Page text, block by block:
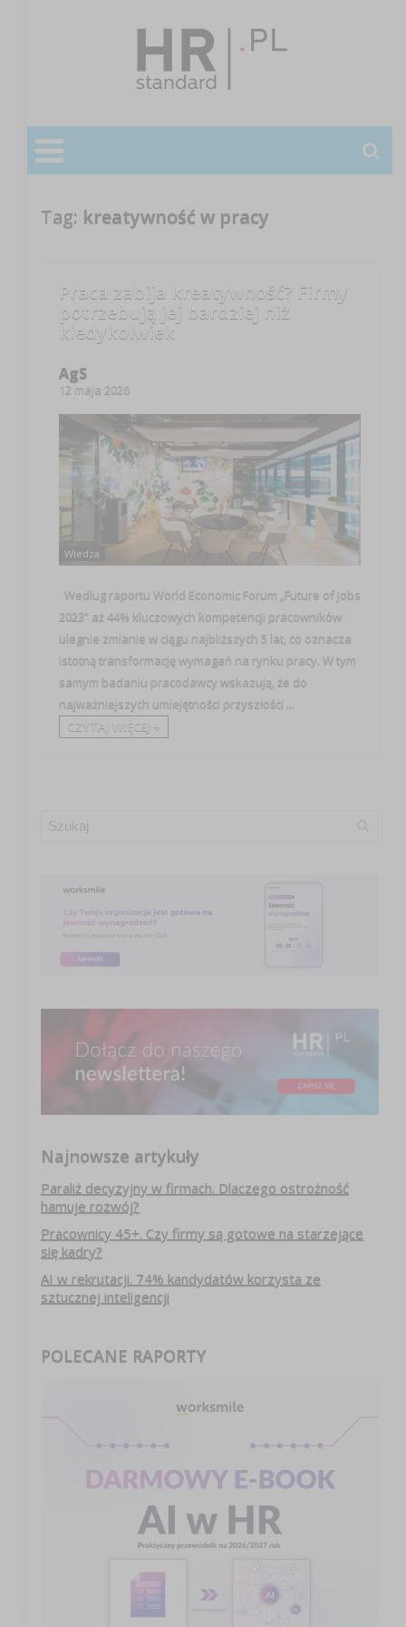
Tag: kreatywność w pracy
Praca zabija kreatywność? Firmy
potrzebują jej bardziej niż
kiedykolwiek
AgS
12 maja 2026
Wiedza
Według raportu World Economic Forum „Future of Jobs
2023” aż 44% kluczowych kompetencji pracowników
ulegnie zmianie w ciągu najbliższych 5 lat, co oznacza
istotną transformację wymagań na rynku pracy. W tym
samym badaniu pracodawcy wskazują, że do
najważniejszych umiejętności przyszłości ...
CZYTAJ WIĘCEJ +
Najnowsze artykuły
Paraliż decyzyjny w firmach. Dlaczego ostrożność
hamuje rozwój?
Pracownicy 45+. Czy firmy są gotowe na starzejące
się kadry?
AI w rekrutacji. 74% kandydatów korzysta ze
sztucznej inteligencji
POLECANE RAPORTY